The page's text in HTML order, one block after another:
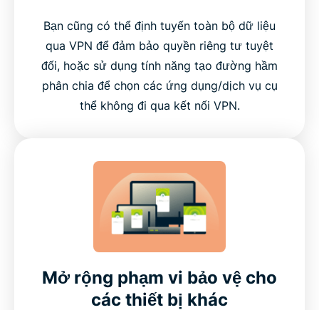
Bạn cũng có thể định tuyến toàn bộ dữ liệu
qua VPN để đảm bảo quyền riêng tư tuyệt
đối, hoặc sử dụng tính năng tạo đường hầm
phân chia để chọn các ứng dụng/dịch vụ cụ
thể không đi qua kết nối VPN.
Mở rộng phạm vi bảo vệ cho
các thiết bị khác